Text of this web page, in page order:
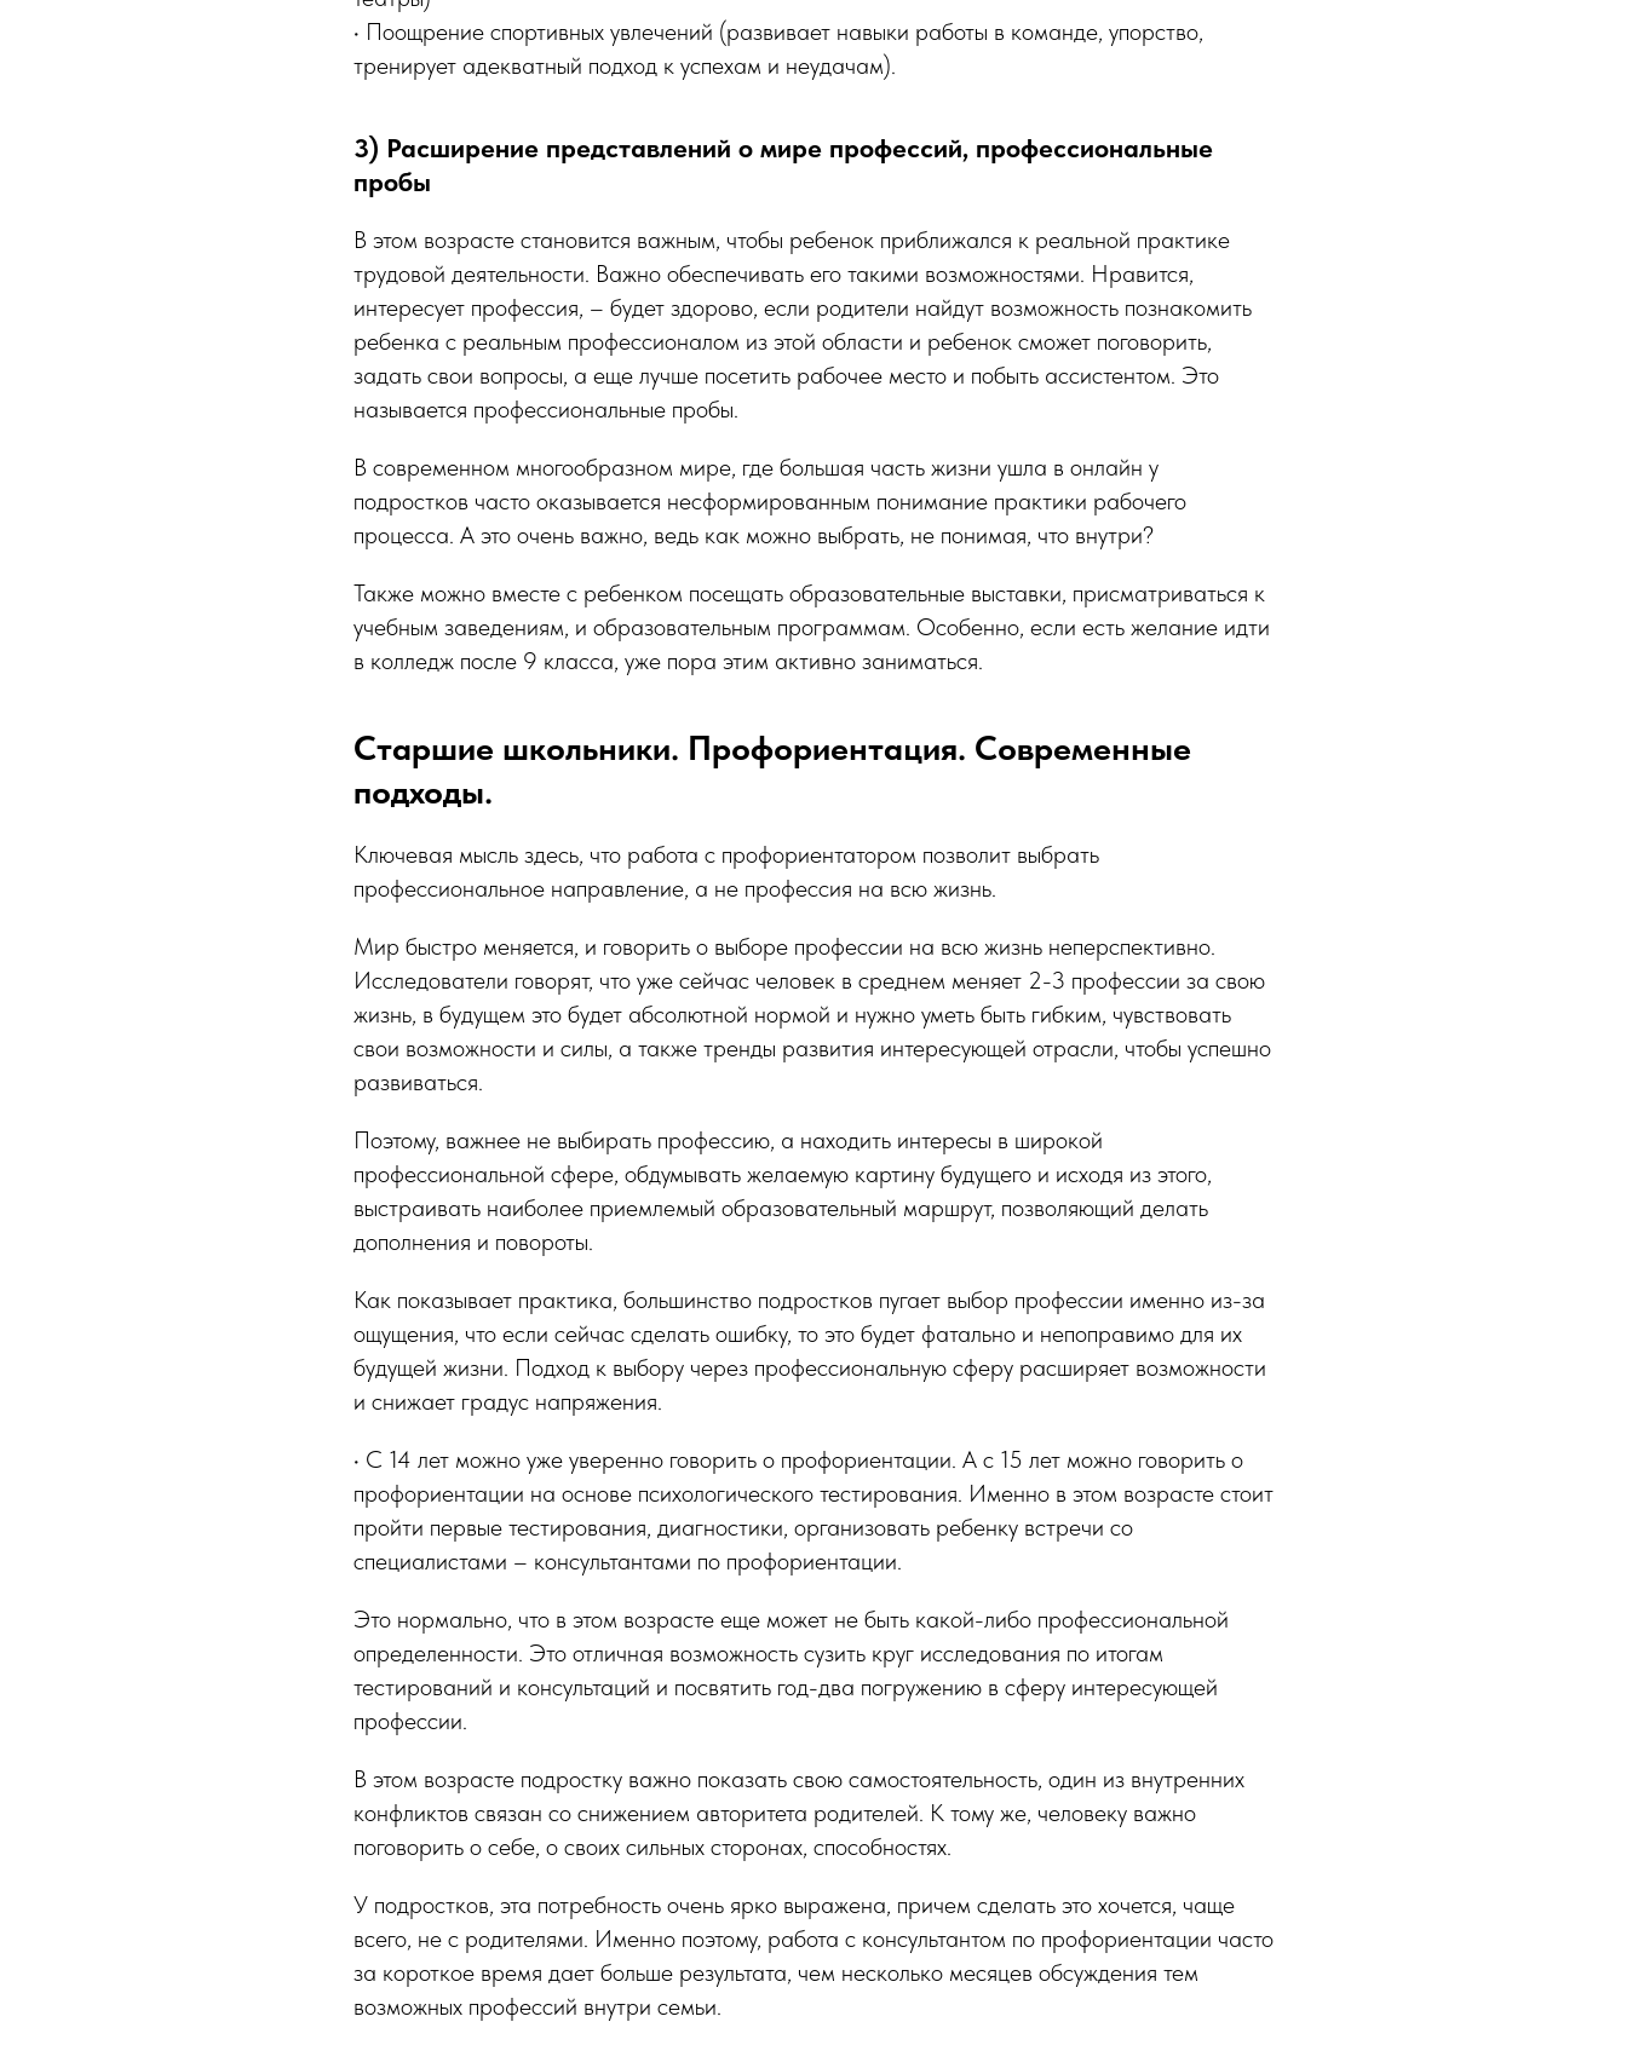
• Поощрение спортивных увлечений (развивает навыки работы в команде, упорство,
тренирует адекватный подход к успехам и неудачам).
3) Расширение представлений о мире профессий, профессиональные
пробы
В этом возрасте становится важным, чтобы ребенок приближался к реальной практике
трудовой деятельности. Важно обеспечивать его такими возможностями. Нравится,
интересует профессия, – будет здорово, если родители найдут возможность познакомить
ребенка с реальным профессионалом из этой области и ребенок сможет поговорить,
задать свои вопросы, а еще лучше посетить рабочее место и побыть ассистентом. Это
называется профессиональные пробы.
В современном многообразном мире, где большая часть жизни ушла в онлайн у
подростков часто оказывается несформированным понимание практики рабочего
процесса. А это очень важно, ведь как можно выбрать, не понимая, что внутри?
Также можно вместе с ребенком посещать образовательные выставки, присматриваться к
учебным заведениям, и образовательным программам. Особенно, если есть желание идти
в колледж после 9 класса, уже пора этим активно заниматься.
Старшие школьники. Профориентация. Современные
подходы.
Ключевая мысль здесь, что работа с профориентатором позволит выбрать
профессиональное направление, а не профессия на всю жизнь.
Мир быстро меняется, и говорить о выборе профессии на всю жизнь неперспективно.
Исследователи говорят, что уже сейчас человек в среднем меняет 2-3 профессии за свою
жизнь, в будущем это будет абсолютной нормой и нужно уметь быть гибким, чувствовать
свои возможности и силы, а также тренды развития интересующей отрасли, чтобы успешно
развиваться.
Поэтому, важнее не выбирать профессию, а находить интересы в широкой
профессиональной сфере, обдумывать желаемую картину будущего и исходя из этого,
выстраивать наиболее приемлемый образовательный маршрут, позволяющий делать
дополнения и повороты.
Как показывает практика, большинство подростков пугает выбор профессии именно из-за
ощущения, что если сейчас сделать ошибку, то это будет фатально и непоправимо для их
будущей жизни. Подход к выбору через профессиональную сферу расширяет возможности
и снижает градус напряжения.
• С 14 лет можно уже уверенно говорить о профориентации. А с 15 лет можно говорить о
профориентации на основе психологического тестирования. Именно в этом возрасте стоит
пройти первые тестирования, диагностики, организовать ребенку встречи со
специалистами – консультантами по профориентации.
Это нормально, что в этом возрасте еще может не быть какой-либо профессиональной
определенности. Это отличная возможность сузить круг исследования по итогам
тестирований и консультаций и посвятить год-два погружению в сферу интересующей
профессии.
В этом возрасте подростку важно показать свою самостоятельность, один из внутренних
конфликтов связан со снижением авторитета родителей. К тому же, человеку важно
поговорить о себе, о своих сильных сторонах, способностях.
У подростков, эта потребность очень ярко выражена, причем сделать это хочется, чаще
всего, не с родителями. Именно поэтому, работа с консультантом по профориентации часто
за короткое время дает больше результата, чем несколько месяцев обсуждения тем
возможных профессий внутри семьи.